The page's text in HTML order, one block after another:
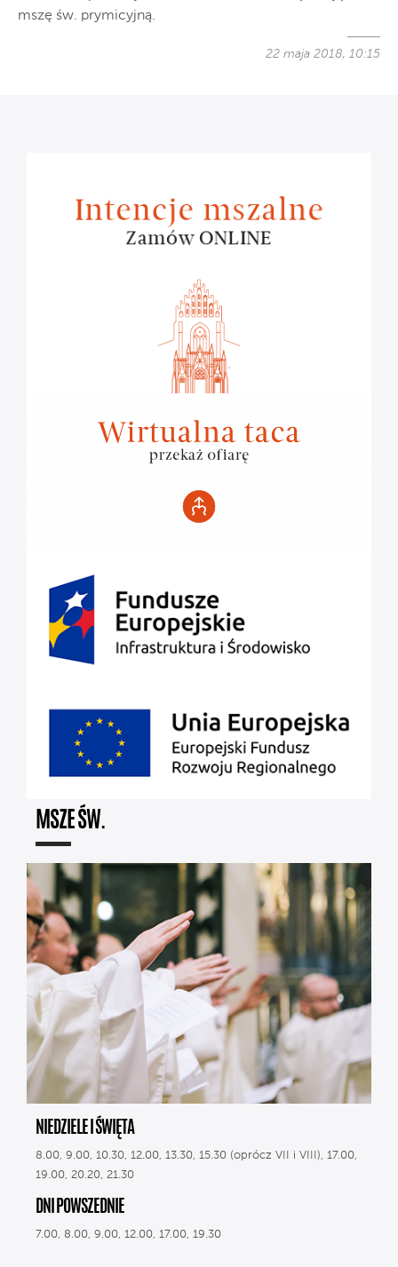
mszę św. prymicyjną.
22 maja 2018, 10:15
MSZE ŚW.
NIEDZIELE I ŚWIĘTA
8.00, 9.00, 10.30, 12.00, 13.30, 15.30 (oprócz VII i VIII), 17.00,
19.00, 20.20, 21.30
DNI POWSZEDNIE
7.00, 8.00, 9.00, 12.00, 17.00, 19.30